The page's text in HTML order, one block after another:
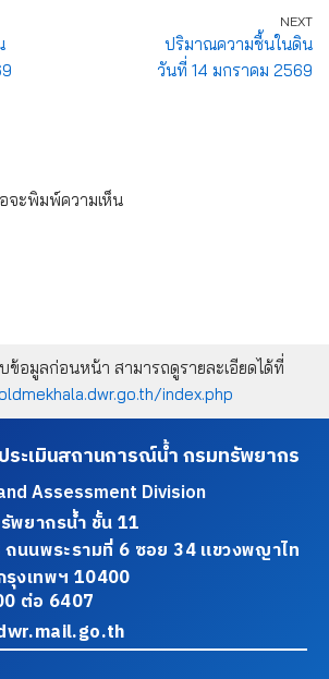
NEXT
ปริมาณความชื้นในดิน
วันที่ 14 มกราคม 2569
จะพิมพ์ความเห็น
ข้อมูลก่อนหน้า สามารถดูรายละเอียดได้ที่
index.php
ระเมินสถานการณ์น้ำ กรมทรัพยากร
Assessment Division
พยากรน้ำ ชั้น 11
ถนนพระรามที่ 6 ซอย 34 แขวงพญาไท
งเทพฯ 10400
ต่อ 6407